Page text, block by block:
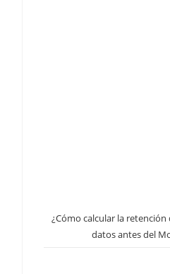
¿Cómo calcular la retención
datos antes del